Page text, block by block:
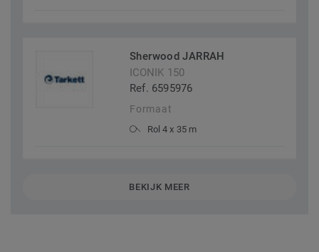
Sherwood JARRAH
ICONIK 150
Ref. 6595976
Formaat
Rol 4 x 35 m
BEKIJK MEER